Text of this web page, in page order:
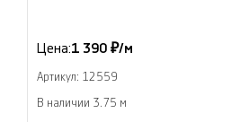
Цена:1 390 ₽/м
Артикул: 12559
В наличии 3.75 м